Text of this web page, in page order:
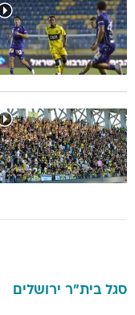
סגל בית"ר ירושלים